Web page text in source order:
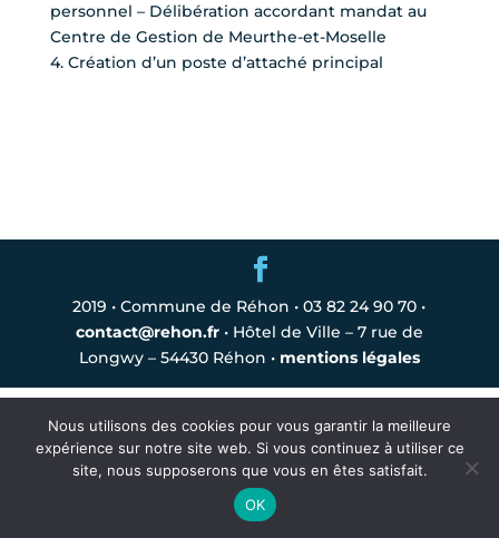
personnel – Délibération accordant mandat au
Centre de Gestion de Meurthe-et-Moselle
4. Création d’un poste d’attaché principal
2019 • Commune de Réhon • 03 82 24 90 70 •
contact@rehon.fr• Hôtel de Ville – 7 rue de
Longwy – 54430 Réhon • mentions légales
Nous utilisons des cookies pour vous garantir la meilleure
expérience sur notre site web. Si vous continuez à utiliser ce
site, nous supposerons que vous en êtes satisfait.
OK